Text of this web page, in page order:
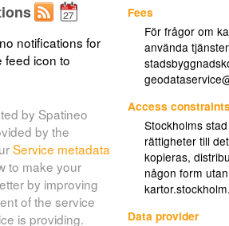
Fees
För frågor om
använda
Access
Stockholms
rättigheter till
kopieras,
någon form
Data provider
(pc_1387)
(pc_1401)
(pc_1421)
(pc_1430)
(pc_1431)
notifications for
feed icon to
by Spatineo
by the
Service metadata
to make your
by improving
of the service
is providing.